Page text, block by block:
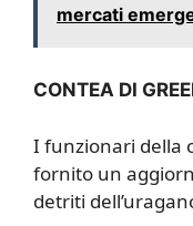
mercati
CONTEA DI
I funzionari della
fornito un
detriti